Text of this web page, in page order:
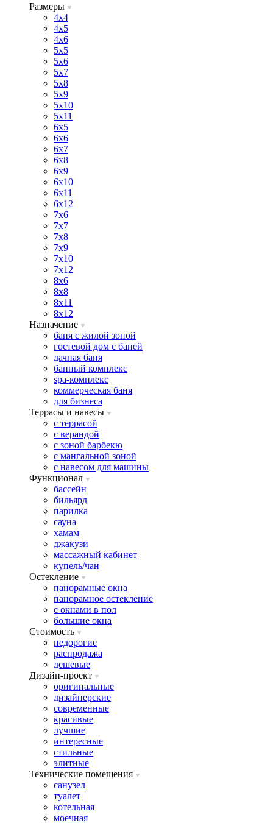
Размеры
4х4
4х5
4х6
5х5
5х6
5х7
5х8
5х9
5х10
5х11
6х5
6х6
6х7
6х8
6х9
6х10
6х11
6х12
7х6
7х7
7х8
7х9
7х10
7х12
8х6
8х8
8х11
8х12
Назначение
баня с жилой зоной
гостевой дом с баней
дачная баня
банный комплекс
spa-комплекс
коммерческая баня
для бизнеса
Террасы и навесы
с террасой
с верандой
с зоной барбекю
с мангальной зоной
с навесом для машины
Функционал
бассейн
бильярд
парилка
сауна
хамам
джакузи
массажный кабинет
купель/чан
Остекление
панорамные окна
панорамное остекление
с окнами в пол
большие окна
Стоимость
недорогие
распродажа
дешевые
Дизайн-проект
оригинальные
дизайнерские
современные
красивые
лучшие
интересные
стильные
элитные
Технические помещения
санузел
туалет
котельная
моечная